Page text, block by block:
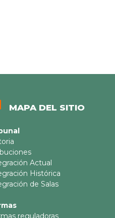
MAPA DEL SITIO
Actual
Histórica
de Salas
reguladoras